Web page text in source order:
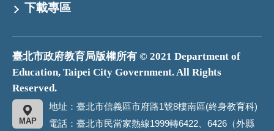
下載專區
臺北市政府教育局版權所有 © 2021 Department of
Education, Taipei City Government. All Rights
Reserved.
地址：臺北市信義區市府路1號8樓南區(終身教育科)
MAP
電話：臺北市民當家熱線1999轉6422、6426（外縣